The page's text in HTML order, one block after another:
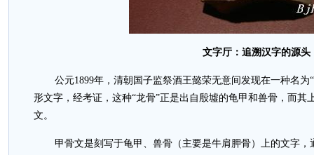
文字厅：追溯汉字的源头
公元1899年，清朝国子监祭酒王懿荣无意间发现在一种名
形文字，经考证，这种“龙骨”正是出自殷墟的龟甲和兽骨，而其
文。
甲骨文是刻写于龟甲、兽骨（主要是牛肩胛骨）上的文字